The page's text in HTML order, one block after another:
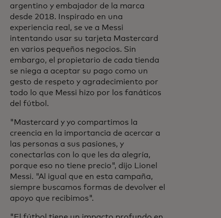
argentino y embajador de la marca
desde 2018. Inspirado en una
experiencia real, se ve a Messi
intentando usar su tarjeta Mastercard
en varios pequeños negocios. Sin
embargo, el propietario de cada tienda
se niega a aceptar su pago como un
gesto de respeto y agradecimiento por
todo lo que Messi hizo por los fanáticos
del fútbol.
"Mastercard y yo compartimos la
creencia en la importancia de acercar a
las personas a sus pasiones, y
conectarlas con lo que les da alegría,
porque eso no tiene precio", dijo Lionel
Messi. "Al igual que en esta campaña,
siempre buscamos formas de devolver el
apoyo que recibimos".